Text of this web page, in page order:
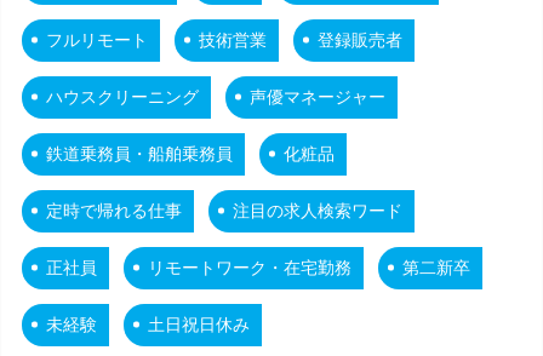
フルリモート 技術営業 登録販売者
ハウスクリーニング 声優マネージャー
鉄道乗務員・船舶乗務員 化粧品
定時で帰れる仕事 注目の求人検索ワード
正社員 リモートワーク・在宅勤務 第二新卒
未経験 土日祝日休み